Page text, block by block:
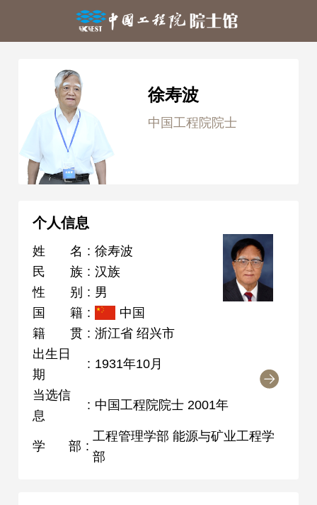
徐寿波
中国工程院院士
个人信息
姓名 : 徐寿波
民族 : 汉族
性别 : 男
国籍 :
中国
籍贯 : 浙江省 绍兴市
出生日
期
: 1931年10月
当选信
息
: 中国工程院院士 2001年
学部 :
工程管理学部 能源与矿业工程学
部